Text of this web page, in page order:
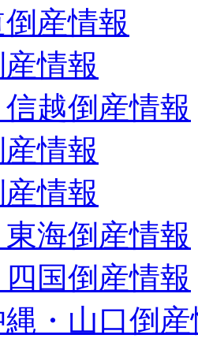
産情報
情報
越倒産情報
情報
情報
海倒産情報
国倒産情報
縄・山口倒